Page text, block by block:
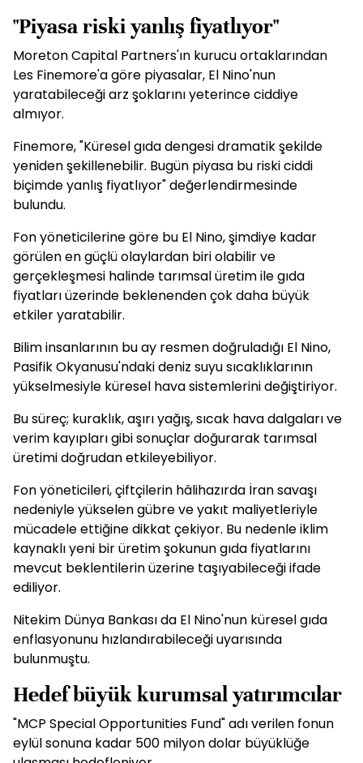
"Piyasa riski yanlış fiyatlıyor"
Moreton Capital Partners'ın kurucu ortaklarından
Les Finemore'a göre piyasalar, El Nino'nun
yaratabileceği arz şoklarını yeterince ciddiye
almıyor.
Finemore, "Küresel gıda dengesi dramatik şekilde
yeniden şekillenebilir. Bugün piyasa bu riski ciddi
biçimde yanlış fiyatlıyor" değerlendirmesinde
bulundu.
Fon yöneticilerine göre bu El Nino, şimdiye kadar
görülen en güçlü olaylardan biri olabilir ve
gerçekleşmesi halinde tarımsal üretim ile gıda
fiyatları üzerinde beklenenden çok daha büyük
etkiler yaratabilir.
Bilim insanlarının bu ay resmen doğruladığı El Nino,
Pasifik Okyanusu'ndaki deniz suyu sıcaklıklarının
yükselmesiyle küresel hava sistemlerini değiştiriyor.
Bu süreç; kuraklık, aşırı yağış, sıcak hava dalgaları ve
verim kayıpları gibi sonuçlar doğurarak tarımsal
üretimi doğrudan etkileyebiliyor.
Fon yöneticileri, çiftçilerin hâlihazırda İran savaşı
nedeniyle yükselen gübre ve yakıt maliyetleriyle
mücadele ettiğine dikkat çekiyor. Bu nedenle iklim
kaynaklı yeni bir üretim şokunun gıda fiyatlarını
mevcut beklentilerin üzerine taşıyabileceği ifade
ediliyor.
Nitekim Dünya Bankası da El Nino'nun küresel gıda
enflasyonunu hızlandırabileceği uyarısında
bulunmuştu.
Hedef büyük kurumsal yatırımcılar
"MCP Special Opportunities Fund" adı verilen fonun
eylül sonuna kadar 500 milyon dolar büyüklüğe